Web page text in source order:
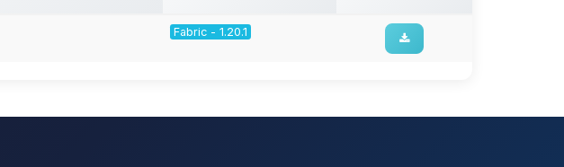
Fabric - 1.20.1